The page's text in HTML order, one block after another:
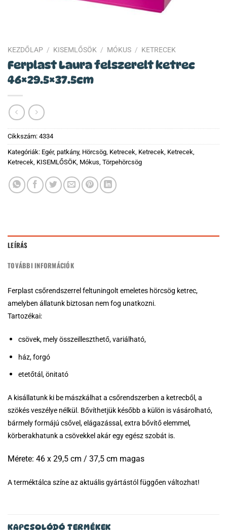
KEZDŐLAP / KISEMLŐSÖK / MÓKUS / KETRECEK
Ferplast Laura felszerelt ketrec
46×29.5×37.5cm
Cikkszám: 4334
Kategóriák: Egér, patkány, Hörcsög, Ketrecek, Ketrecek, Ketrecek,
Ketrecek, KISEMLŐSÖK, Mókus, Törpehörcsög
LEÍRÁS
TOVÁBBI INFORMÁCIÓK
Ferplast csőrendszerrel feltuningolt emeletes hörcsög ketrec,
amelyben állatunk biztosan nem fog unatkozni.
Tartozékai:
csövek, mely összeilleszthető, variálható,
ház, forgó
etetőtál, önitató
A kisállatunk ki be mászkálhat a csőrendszerben a ketrecből, a
szökés veszélye nélkül. Bővíthetjük később a külön is vásárolható,
bármely formájú csővel, elágazással, extra bővítő elemmel,
körberakhatunk a csövekkel akár egy egész szobát is.
Mérete: 46 x 29,5 cm / 37,5 cm magas
A terméktálca színe az aktuális gyártástól függően változhat!
KAPCSOLÓDÓ TERMÉKEK